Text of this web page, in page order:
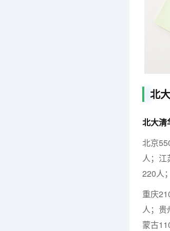
北
北大清
北京
人；江
220人
重庆
人；贵
蒙古